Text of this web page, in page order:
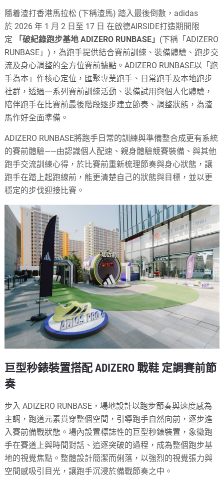
隨着渣打香港馬拉松 (下稱渣馬) 踏入最後倒數，adidas
於 2026 年 1 月 2 日至 17 日 在啟德AIRSIDE打造期間限
定
「破紀錄跑步基地 ADIZERO RUNBASE 」 (下稱「ADIZERO
RUNBASE」)，為跑手提供結合賽前訓練、裝備體驗、跑步交
流及身心調整的全方位賽前據點。ADIZERO RUNBASE以「跑
手為本」作核心定位，匯聚專業跑手、日常跑手及本地跑步
社群，透過一系列賽前訓練活動、裝備試用與個人化體驗，
陪伴跑手在比賽前最後階段逐步建立節奏、調整狀態，為渣
馬作好全面準備。
ADIZERO RUNBASE將跑手日常的訓練與準備整合成更有系統
的賽前體驗——由認識個人配速、親身體驗競賽裝備、與其他
跑手交流訓練心得，於比賽前重新梳理節奏與身心狀態，讓
跑手在踏上起跑線前，能更清楚自己的狀態與目標，並以更
穩定的步伐迎接比賽。
巨型秒錶裝置搭配 ADIZERO 戰鞋 定調賽前節
奏
步入 ADIZERO RUNBASE，場地設計以跑步節奏與速度感為
主調，跑道元素貫穿整個空間，引導跑手自然向前，逐步進
入賽前備戰狀態。場內設置標誌性的巨型秒錶裝置，象徵跑
手在賽道上與時間對話、追逐突破的過程，成為整個跑步基
地的視覺焦點。整體設計簡潔而俐落，以強烈的視覺張力與
空間感吸引目光，讓跑手沉浸於備戰節奏之中。